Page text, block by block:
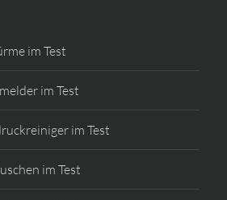
im Test
im Test
im Test
im Test